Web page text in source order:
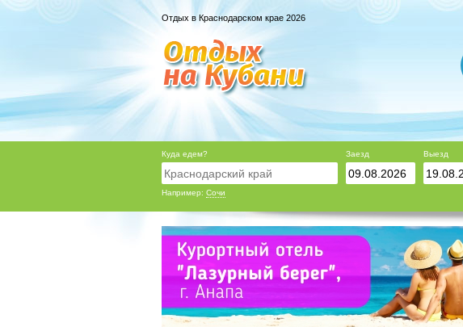
Отдых в Краснодарском крае 2026
Куда едем?
Например: Сочи
Заезд Выезд